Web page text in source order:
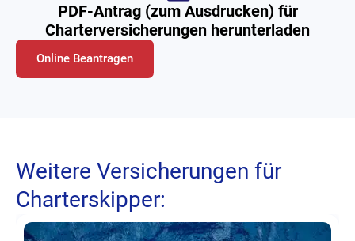
PDF-Antrag (zum Ausdrucken) für
Charterversicherungen herunterladen
Online Beantragen
Weitere Versicherungen für
Charterskipper: